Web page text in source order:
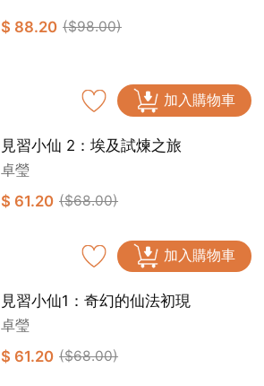
$ 88.20 ($98.00)
加入購物車
見習小仙 2：埃及試煉之旅
卓瑩
$ 61.20 ($68.00)
加入購物車
見習小仙1：奇幻的仙法初現
卓瑩
$ 61.20 ($68.00)